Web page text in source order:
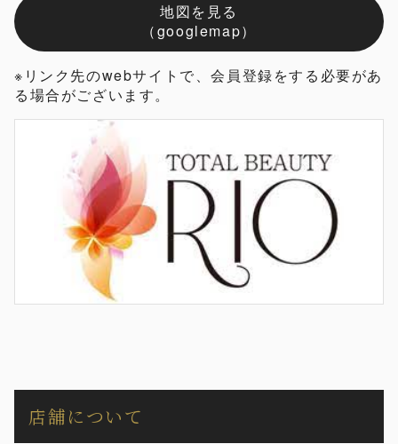
地図を見る
（googlemap）
※リンク先のwebサイトで、会員登録をする必要があ
る場合がございます。
店舗について